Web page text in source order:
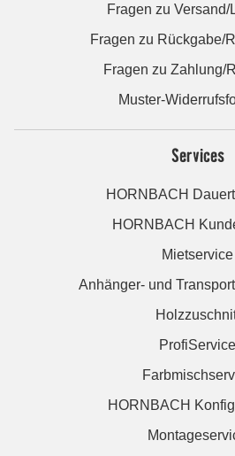
Fragen zu Versand/
Fragen zu Rückgabe/
Fragen zu Zahlung/
Muster-
Services
HORNBACH
HORNBACH
Mietservice
Anhänger- und
ProfiService
HORNBACH